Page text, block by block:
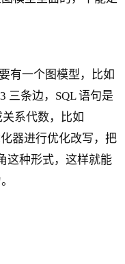
有一个图模型，比如
三条边，SQL 语句是
系代数，比如
器进行优化改写，把
这种形式，这样就能